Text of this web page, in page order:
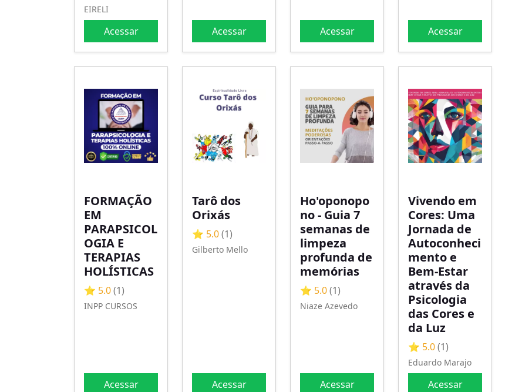
EIRELI
Acessar Acessar Acessar Acessar
FORMAÇÃO
EM
PARAPSICOL
OGIA E
TERAPIAS
HOLÍSTICAS
⭐ 5.0(1)
INPP CURSOS
Acessar
Tarô dos
Orixás
⭐ 5.0(1)
Gilberto Mello
Acessar
Ho'oponopo
no - Guia 7
semanas de
limpeza
profunda de
memórias
⭐ 5.0(1)
Niaze Azevedo
Acessar
Vivendo em
Cores: Uma
Jornada de
Autoconheci
mento e
Bem-Estar
através da
Psicologia
das Cores e
da Luz
⭐ 5.0(1)
Eduardo Marajo
Acessar